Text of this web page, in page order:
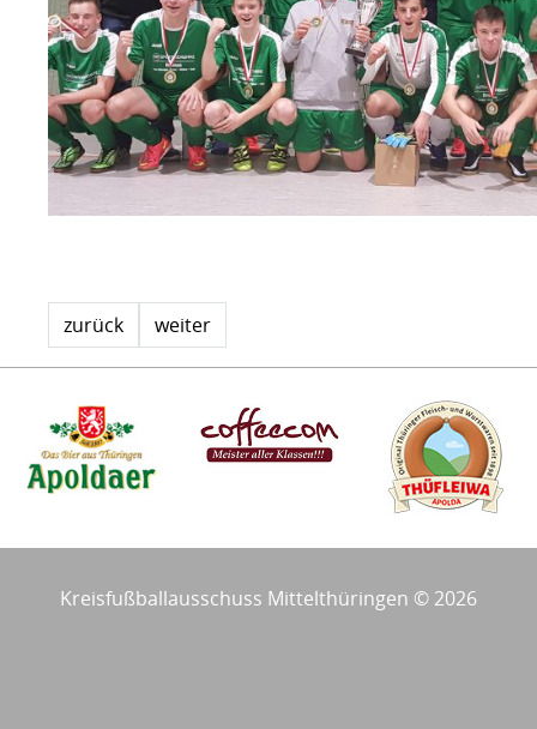
zurück weiter
Kreisfußballausschuss Mittelthüringen © 2026